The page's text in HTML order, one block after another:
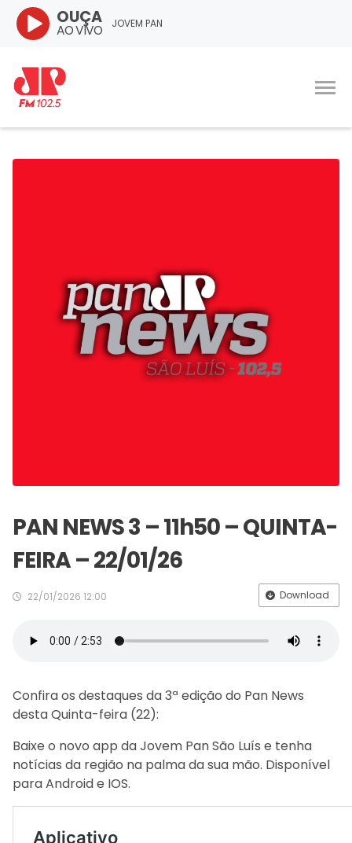
JOVEM PAN
OUÇA
AO VIVO
PAN NEWS 3 – 11h50 – QUINTA-
FEIRA – 22/01/26
22/01/2026 12:00 Download
Confira os destaques da 3ª edição do Pan News
desta Quinta-feira (22):
Baixe o novo app da Jovem Pan São Luís e tenha
notícias da região na palma da sua mão. Disponível
para Android e IOS.